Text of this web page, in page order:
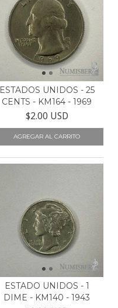
ESTADOS UNIDOS - 25
CENTS - KM164 - 1969
$2.00 USD
ESTADO UNIDOS - 1
DIME - KM140 - 1943